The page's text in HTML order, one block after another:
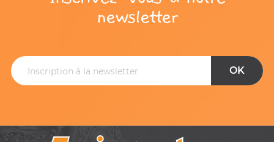
newsletter